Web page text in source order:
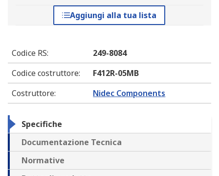
Aggiungi alla tua lista
Codice RS:
249-8084
Codice costruttore:
F412R-05MB
Costruttore: Nidec Components
Specifiche
Documentazione Tecnica
Normative